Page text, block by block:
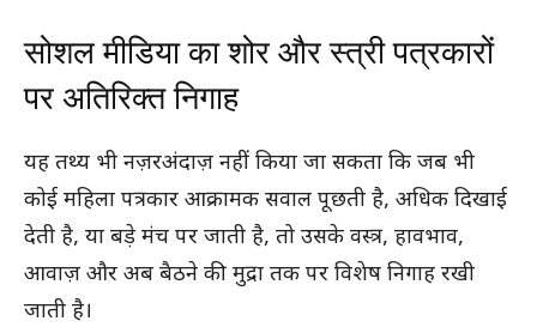
सोशल मीडिया का शोर और स्त्री पत्रकारों
पर अतिरिक्त निगाह
यह तथ्य भी नज़रअंदाज़ नहीं किया जा सकता कि जब भी
कोई महिला पत्रकार आक्रामक सवाल पूछती है, अधिक दिखाई
देती है, या बड़े मंच पर जाती है, तो उसके वस्त्र, हावभाव,
आवाज़ और अब बैठने की मुद्रा तक पर विशेष निगाह रखी
जाती है।